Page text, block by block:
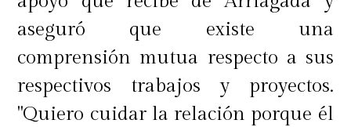
aseguró que existe una
comprensión mutua respecto a sus
respectivos trabajos y proyectos.
"Quiero cuidar la relación porque él